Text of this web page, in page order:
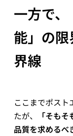
一方で
能」の
界線
ここまでポスト
たが、
「そも
品質を求めるべ